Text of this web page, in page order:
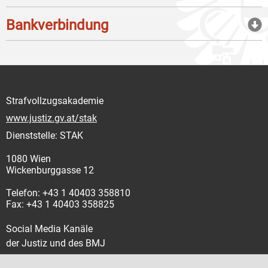
Bankverbindung
Strafvollzugsakademie
www.justiz.gv.at/stak
Dienststelle: STAK
1080 Wien
Wickenburggasse 12
Telefon: +43 1 40403 358810
Fax: +43 1 40403 358825
Social Media Kanäle
der Justiz und des BMJ